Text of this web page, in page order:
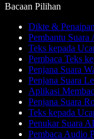
Bacaan Pilihan
Dikte &
Pembantu Suara
Teks kepada
Pembaca Teks
Penjana Suara
Penjana Suara
Aplikasi
Penjana Suara
Teks kepada
Penukar Suara AI
Pembaca Audio